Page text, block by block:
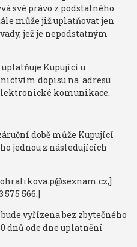
své právo z podstatného
může již uplatňovat jen
jež je nepodstatným
Kupující u
dopisu na adresu
komunikace.
době může Kupující
jednou z následujících
566.]
vyřízena bez zbytečného
dnů ode dne uplatnění